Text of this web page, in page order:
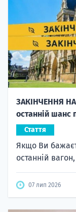
ЗАКІНЧЕННЯ
останній шанс
Стаття
Якщо Ви
останній
07 лип 2026